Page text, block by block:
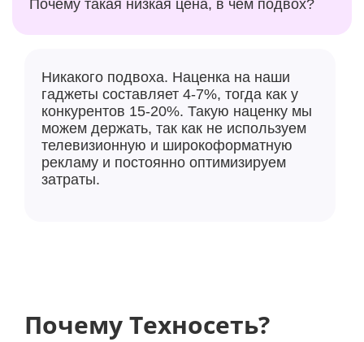
Почему такая низкая цена, в чем подвох?
Никакого подвоха. Наценка на наши
гаджеты составляет 4-7%, тогда как у
конкурентов 15-20%. Такую наценку мы
можем держать, так как не используем
телевизионную и широкоформатную
рекламу и постоянно оптимизируем
затраты.
Почему Техносеть?